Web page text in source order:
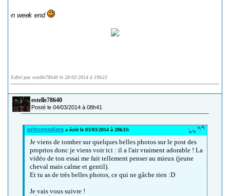
end
Edité par estelle78640 le 28-02-2014 à 19h22
estelle78640
Posté le 04/03/2014 à 08h41
princessdiara a écrit le 03/03/2014 à 20h33:
Je viens de tomber sur quelques belles photos sur le post des
proprios donc je viens voir ici : il a l'air vraiment adorable ! La
vidéo de ton essai me fait tellement penser au mieux (jeune
cheval mais calme et gentil).
Et tu as de très belles photos, ce qui ne gâche rien :D
Je vais vous suivre !